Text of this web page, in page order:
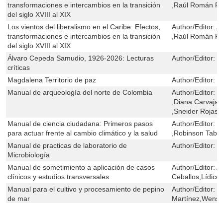
transformaciones e intercambios en la transición
del siglo XVIII al XIX
,Raúl Román
Los vientos del liberalismo en el Caribe: Efectos,
transformaciones e intercambios en la transición
del siglo XVIII al XIX
Author/Editor:
,Raúl Román
Álvaro Cepeda Samudio, 1926-2026: Lecturas
críticas
Author/Editor:
Magdalena Territorio de paz Author/Editor:
Manual de arqueología del norte de Colombia
Author/Editor:
,Diana
,Sneider Rojas
Manual de ciencia ciudadana: Primeros pasos
para actuar frente al cambio climático y la salud
Author/Editor:
,Robinson
Manual de practicas de laboratorio de
Microbiología
Author/Editor:
Manual de sometimiento a aplicación de casos
clínicos y estudios transversales
Author/Editor:
Ceballos,Lídice
Manual para el cultivo y procesamiento de pepino
de mar
Author/Editor: